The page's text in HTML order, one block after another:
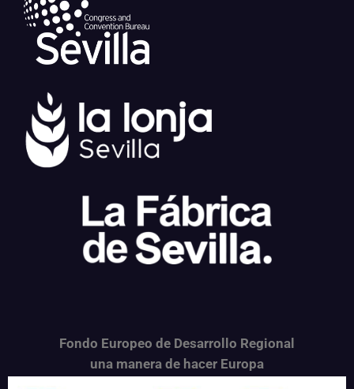
Fondo Europeo de Desarrollo Regional
una manera de hacer Europa